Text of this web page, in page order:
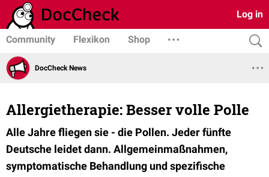
Log in
Community Flexikon Shop
DocCheck News
Allergietherapie: Besser volle Polle
Alle Jahre fliegen sie - die Pollen. Jeder fünfte
Deutsche leidet dann. Allgemeinmaßnahmen,
symptomatische Behandlung und spezifische